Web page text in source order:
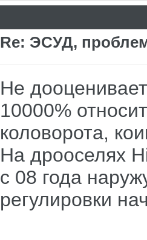
Re: ЭСУД,
Не
10000%
коловорота,
На дрооселях
с 08 года
регулировки